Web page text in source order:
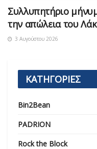
Συλλυπητήριο
την απώλεια του
3 Αυγούστου 2026
ΚΑΤΗΓΟΡΙΕΣ
Bin2Bean
PADRION
Rock the Block